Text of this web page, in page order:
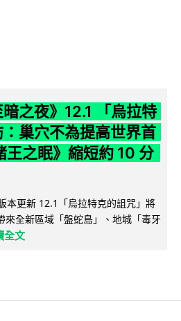
暗之夜》12.1 「烏拉特
巢穴不為提高世界首
王之眠》縮短約 10 分
本更新 12.1「烏拉特克的詛咒」將
來全新區域「盤蛇島」、地城「毒牙
全文